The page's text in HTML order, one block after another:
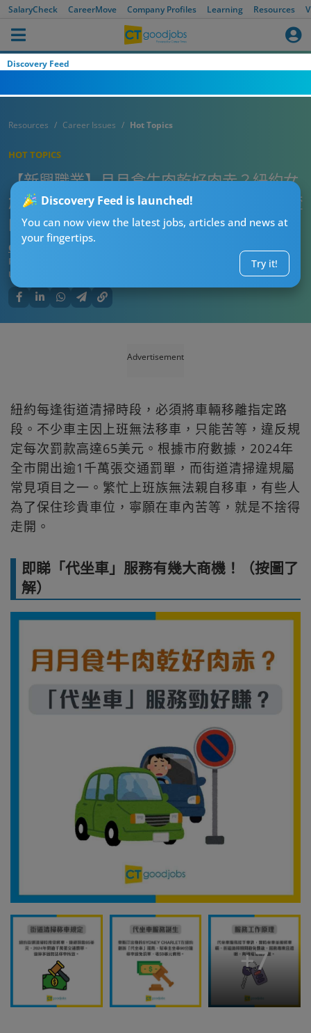
SalaryCheck CareerMove Company Profiles Learning Resources
Discovery Feed
Discovery Feed is launched!
You can now view the latest jobs, articles and news at
your fingertips.
Try it!
Resources Career Issues Hot Topics
HOT TOPICS
【新興職業】月月食牛肉乾好肉赤？紐約女
創「代坐車」服務 網民：仲好賺過喺香港揸
的士！
CTgoodjobs’ Editor
Published:
Updated:
Advertisement
紐約每逢街道清掃時段，必須將車輛移離指定路
段。不少車主因上班無法移車，只能苦等，違反規
定每次罰款高達65美元。根據市府數據，2024年
全市開出逾1千萬張交通罰單，而街道清掃違規屬
常見項目之一。繁忙上班族無法親自移車，有些人
為了保住珍貴車位，寧願在車內苦等，就是不捨得
走開。
即睇「代坐車」服務有幾大商機！（按圖了
解）
+7